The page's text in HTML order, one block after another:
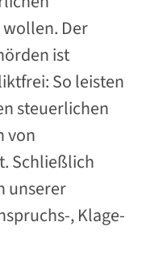
Der
ist
So leisten
steuerlichen
von
Schließlich
unserer
, Klage-